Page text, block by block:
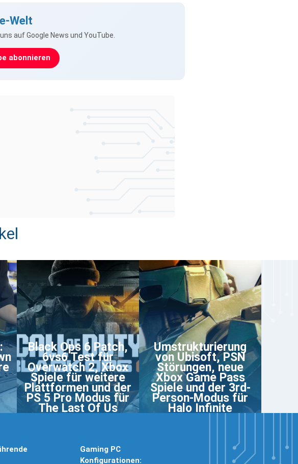
Welt
auf Google News und YouTube.
abonnieren
Black Ops 6 Patch,
6vs6 Test für
Overwatch 2, Xbox
Spiele für weitere
Plattformen und der
PS 5 Pro Modus für
The Last Of Us
Umstrukturierung
von Ubisoft, PSN
Störungen, neue
Xbox Game Pass
Spiele und der 3rd-
Person-Modus für
Halo Infinite
Gaming PC
Konfigurationen: